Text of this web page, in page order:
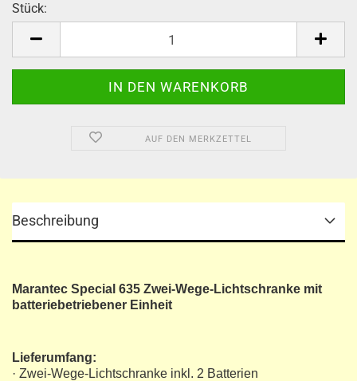
Stück:
AUF DEN MERKZETTEL
Beschreibung
Marantec Special 635 Zwei-Wege-Lichtschranke mit
batteriebetriebener Einheit
Lieferumfang:
· Zwei-Wege-Lichtschranke inkl. 2 Batterien